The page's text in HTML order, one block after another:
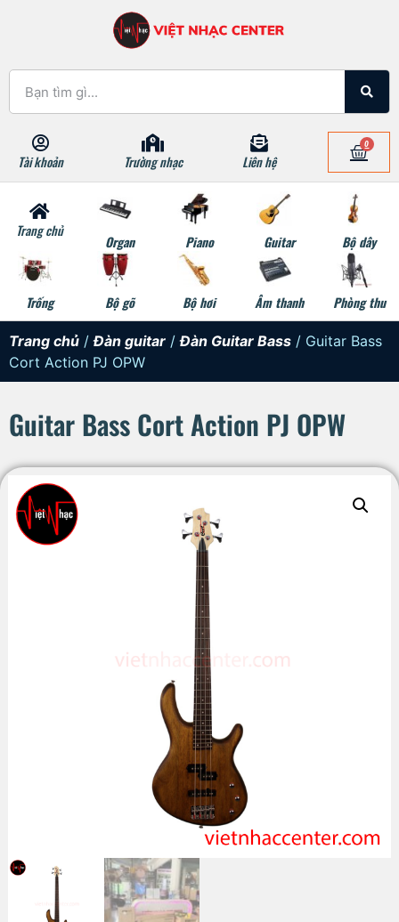
Tài khoản Trường nhạc Liên hệ
0
Trang chủ
Organ Piano Guitar Bộ dây
Trống Bộ gõ Bộ hơi Âm thanh Phòng thu
Trang chủ /Đàn guitar /Đàn Guitar Bass / Guitar Bass
Cort Action PJ OPW
Guitar Bass Cort Action PJ OPW